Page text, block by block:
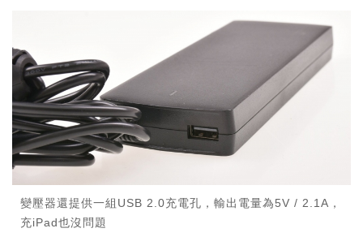
變壓器還提供一組USB 2.0充電孔，輸出電量為5V / 2.1A，
充iPad也沒問題